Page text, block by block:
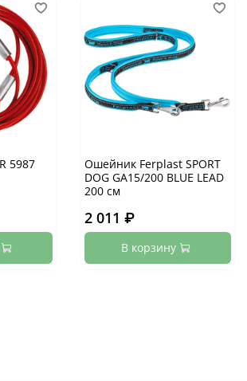
5987
Ошейник Ferplast SPORT
DOG GA15/200 BLUE LEAD
200 см
2 011 ₽
В корзину